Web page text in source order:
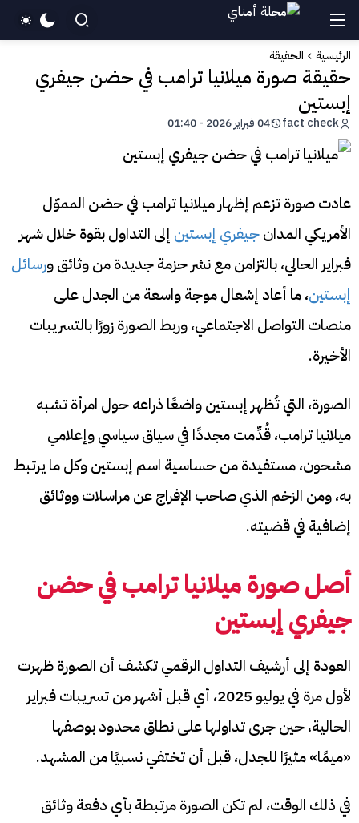
الرئيسية الحقيقة
حقيقة صورة ميلانيا ترامب في حضن جيفري
إبستين
fact check 04 فبراير 2026 - 01:40
عادت صورة تزعم إظهار ميلانيا ترامب في حضن المموّل
الأمريكي المدانجيفري إبستين إلى التداول بقوة خلال شهر
فبراير الحالي، بالتزامن مع نشر حزمة جديدة من وثائق ورسائل
إبستين، ما أعاد إشعال موجة واسعة من الجدل على
منصات التواصل الاجتماعي، وربط الصورة زورًا بالتسريبات
الأخيرة.
الصورة، التي تُظهر إبستين واضعًا ذراعه حول امرأة تشبه
ميلانيا ترامب، قُدِّمت مجددًا في سياق سياسي وإعلامي
مشحون، مستفيدة من حساسية اسم إبستين وكل ما يرتبط
به، ومن الزخم الذي صاحب الإفراج عن مراسلات ووثائق
إضافية في قضيته.
أصل صورة ميلانيا ترامب في حضن
جيفري إبستين
العودة إلى أرشيف التداول الرقمي تكشف أن الصورة ظهرت
لأول مرة في يوليو 2025، أي قبل أشهر من تسريبات فبراير
الحالية، حين جرى تداولها على نطاق محدود بوصفها
«ميمًا» مثيرًا للجدل، قبل أن تختفي نسبيًا من المشهد.
في ذلك الوقت، لم تكن الصورة مرتبطة بأي دفعة وثائق